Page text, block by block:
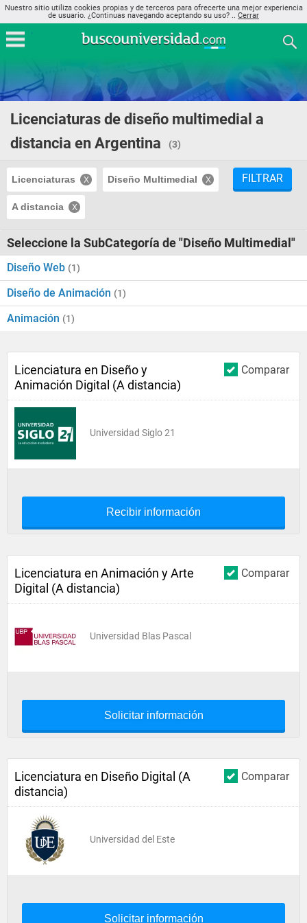
Nuestro sitio utiliza cookies propias y de terceros para ofrecerte una mejor experiencia
de usuario. ¿Continuas navegando aceptando su uso? .. Cerrar
Licenciaturas de diseño multimedial a
distancia en Argentina
(3)
Licenciaturas Diseño Multimedial
A distancia
FILTRAR
Seleccione la SubCategoría de "Diseño Multimedial"
Diseño Web (1)
Diseño de Animación (1)
Animación (1)
Comparar
Licenciatura en Diseño y
Animación Digital (A distancia)
Universidad Siglo 21
Recibir información
Comparar
Licenciatura en Animación y Arte
Digital (A distancia)
Universidad Blas Pascal
Solicitar información
Comparar
Licenciatura en Diseño Digital (A
distancia)
Universidad del Este
Solicitar información